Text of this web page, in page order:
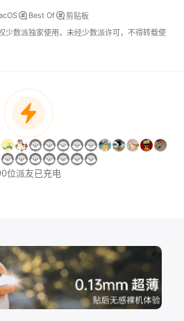
Best Of
剪贴板
少数派独家使用，未经少数派许可，不得转载使
位派友已充电